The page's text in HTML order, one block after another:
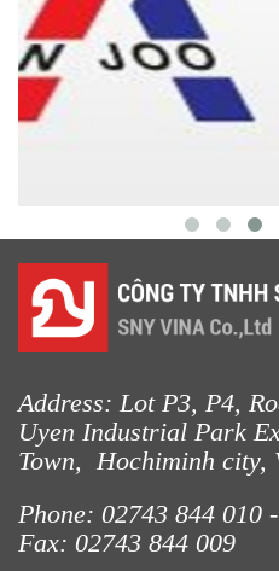
LƯỚI
LƯỚI
Address: Lot P3, P4,
Uyen Industrial Park
Town, Hochiminh city,
Phone: 02743 844 010
Fax: 02743 844 009